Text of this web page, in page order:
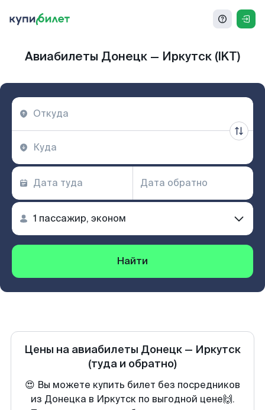
Авиабилеты Донецк — Иркутск (IKT)
Найти
Цены на авиабилеты Донецк — Иркутск
(туда и обратно)
😍 Вы можете купить билет без посредников
из Донецка в Иркутск по выгодной цене🙌.